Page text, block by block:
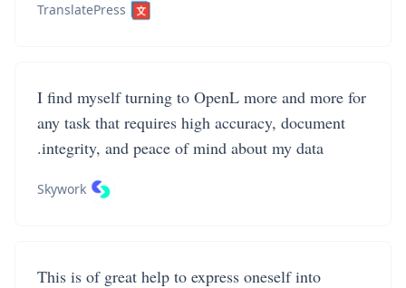
TranslatePress
I find myself turning to OpenL more and more for
any task that requires high accuracy, document
integrity, and peace of mind about my data.
Skywork
This is of great help to express oneself into